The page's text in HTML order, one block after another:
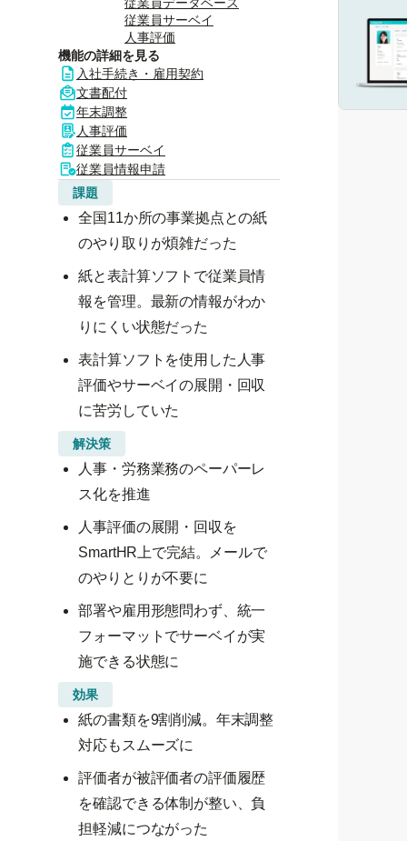
従業員データベース
従業員サーベイ
人事評価
機能の詳細を見る
入社手続き・雇用契約
文書配付
年末調整
人事評価
従業員サーベイ
従業員情報申請
課題
全国11か所の事業拠点との紙
のやり取りが煩雑だった
紙と表計算ソフトで従業員情
報を管理。最新の情報がわか
りにくい状態だった
表計算ソフトを使用した人事
評価やサーベイの展開・回収
に苦労していた
解決策
人事・労務業務のペーパーレ
ス化を推進
人事評価の展開・回収を
SmartHR上で完結。メールで
のやりとりが不要に
部署や雇用形態問わず、統一
フォーマットでサーベイが実
施できる状態に
効果
紙の書類を9割削減。年末調整
対応もスムーズに
評価者が被評価者の評価履歴
を確認できる体制が整い、負
担軽減につながった